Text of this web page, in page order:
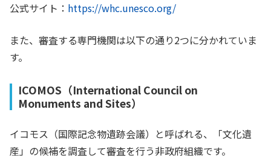
公式サイト： https://whc.unesco.org/
また、審査する専門機関は以下の通り2つに分かれていま
す。
ICOMOS（International Council on
Monuments and Sites）
イコモス（国際記念物遺跡会議）と呼ばれる、「文化遺
産」の候補を調査して審査を行う非政府組織です。